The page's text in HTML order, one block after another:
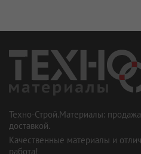
Техно-Строй.Материалы:
доставкой.
Качественные материалы и
работа!